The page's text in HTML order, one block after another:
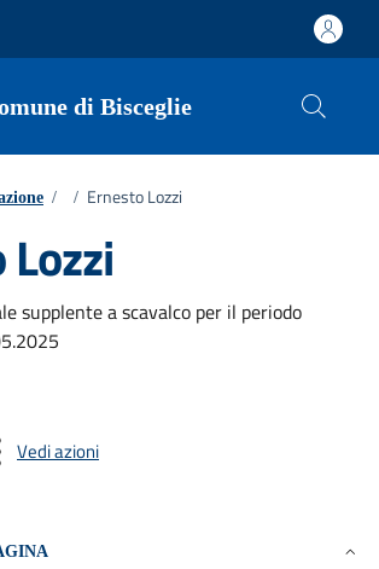
di Bisceglie
/ / Ernesto Lozzi
supplente a scavalco per il periodo
Vedi azioni